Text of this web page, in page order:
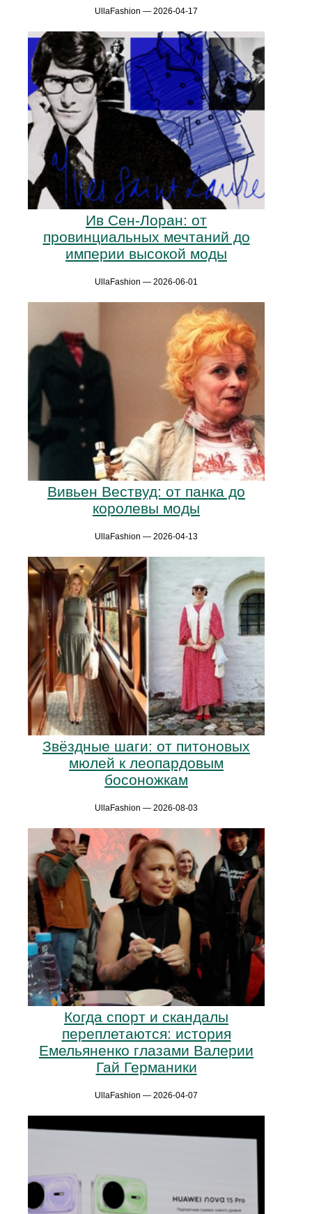
UllaFashion — 2026-04-17
Ив Сен-Лоран: от
провинциальных мечтаний до
империи высокой моды
UllaFashion — 2026-06-01
Вивьен Вествуд: от панка до
королевы моды
UllaFashion — 2026-04-13
Звёздные шаги: от питоновых
мюлей к леопардовым
босоножкам
UllaFashion — 2026-08-03
Когда спорт и скандалы
переплетаются: история
Емельяненко глазами Валерии
Гай Германики
UllaFashion — 2026-04-07